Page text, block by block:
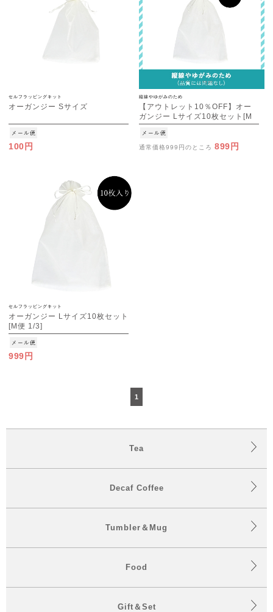
セルフラッピングキット
オーガンジー Sサイズ
100円
縦線やゆがみのため
【アウトレット10％OFF】オー
ガンジー Lサイズ10枚セット[M
便 1/3]
通常価格999円のところ 899円
セルフラッピングキット
オーガンジー Lサイズ10枚セット
[M便 1/3]
999円
1
Tea
Decaf Coffee
Tumbler＆Mug
Food
Gift＆Set